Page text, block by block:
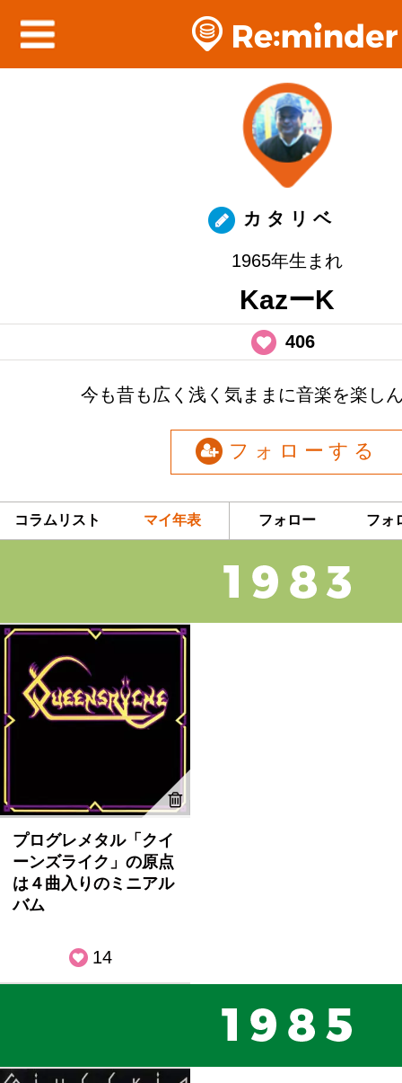
カ タ リ ベ
1965年生まれ
KazーK
406
今も昔も広く浅く気ままに音楽を楽し
フォローする
コラムリスト マイ年表 フォロー フォ
プログレメタル「クイ
ーンズライク」の原点
は４曲入りのミニアル
バム
14